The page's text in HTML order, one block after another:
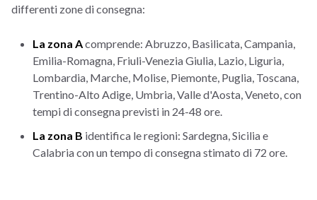
differenti zone di consegna:
La zona Acomprende: Abruzzo, Basilicata, Campania,
Emilia-Romagna, Friuli-Venezia Giulia, Lazio, Liguria,
Lombardia, Marche, Molise, Piemonte, Puglia, Toscana,
Trentino-Alto Adige, Umbria, Valle d'Aosta, Veneto, con
tempi di consegna previsti in 24-48 ore.
La zona B identifica le regioni: Sardegna, Sicilia e
Calabria con un tempo di consegna stimato di 72 ore.